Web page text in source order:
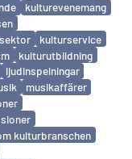
kulturevenemang
kulturservice
kulturutbildning
ljudinspelningar
musikaffärer
kulturbranschen